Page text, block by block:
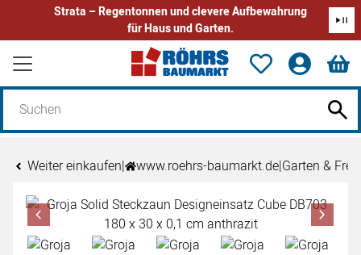
Strata – Regentonnen und clevere Aufbewahrung
für Haus und Garten.
Zum Hauptinhalt springen
Weiter einkaufen| www.roehrs-baumarkt.de|Garten &
Produktgalerie
Zur Kaufbox springen